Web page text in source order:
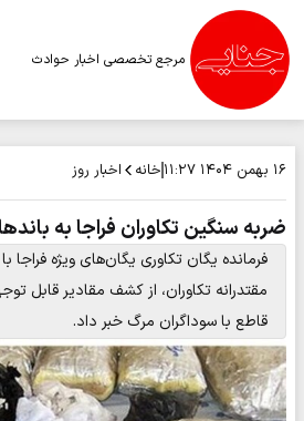
مرجع تخصصی اخبار حوادث
۱۶ بهمن ۱۴۰۴ ۱۱:۲۷ خانه اخبار روز
ضربه سنگین تکاوران فراجا به
فرمانده یگان تکاوری یگان‌های ویژه فراجا
مقتدرانه تکاوران، از کشف مقادیر قابل
قاطع با سوداگران مرگ خبر داد.